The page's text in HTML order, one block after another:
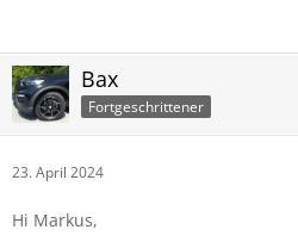
Bax
Fortgeschrittener
23. April 2024
Hi Markus,